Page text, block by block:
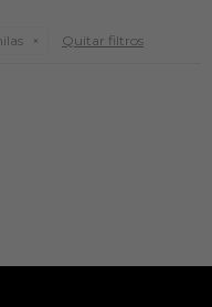
Quitar filtros